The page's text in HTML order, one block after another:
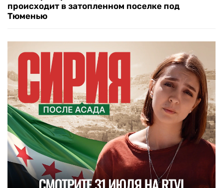
происходит в затопленном поселке под
Тюменью